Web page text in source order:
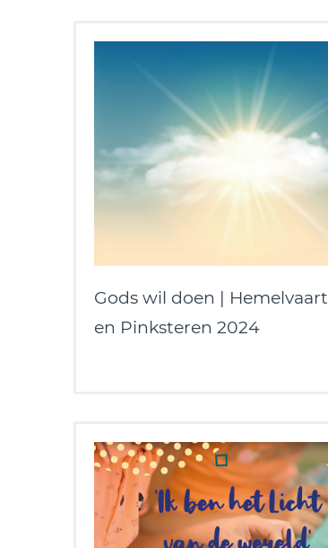
Gods wil doen | Hemelvaart
en Pinksteren 2024